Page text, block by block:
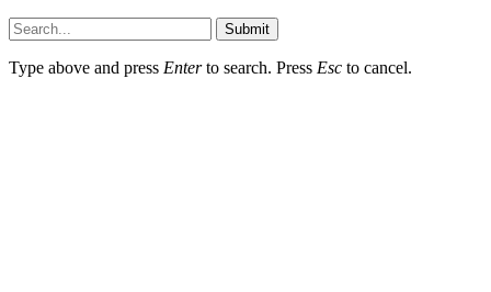
Submit
Type above and press Enterto search. Press Esc to cancel.